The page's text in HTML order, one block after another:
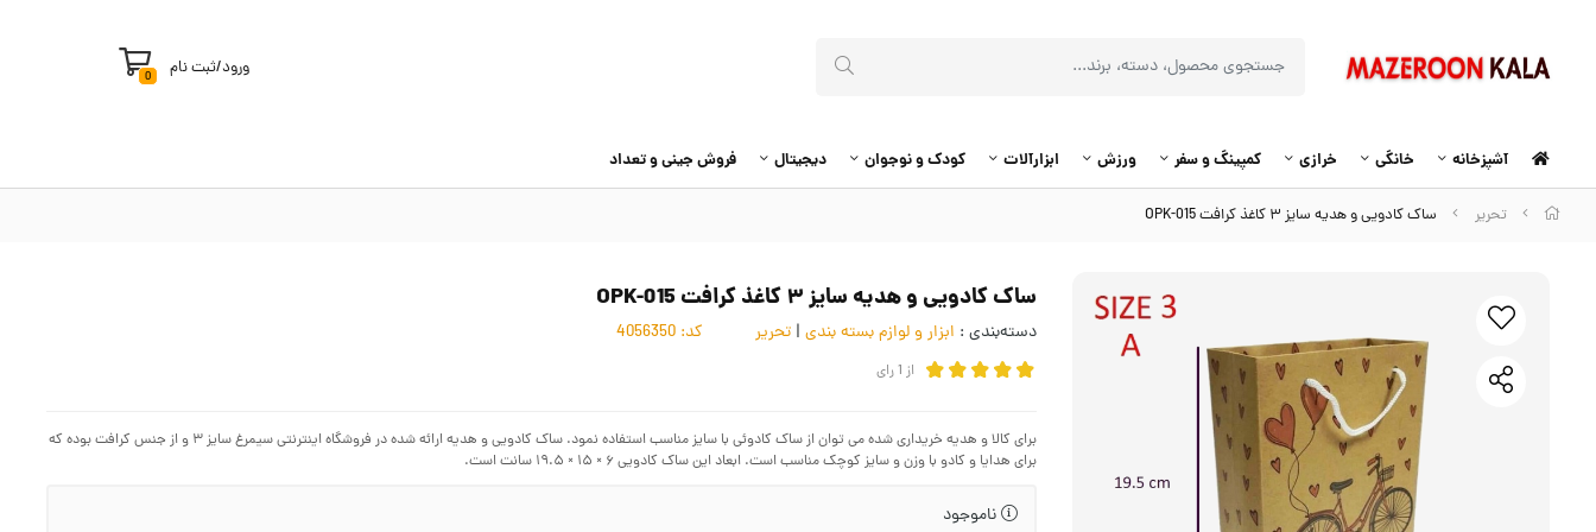
ورود/ثبت نام 0
آشپزخانه خانگی خرازی کمپینگ و سفر ورزش ابزارآلات کودک و نوجوان دیجیتال فروش جینی و تعداد
تحریر ساک کادویی و هدیه سایز ۳ کاغذ کرافت OPK-015
ساک کادویی و هدیه سایز ۳ کاغذ کرافت OPK-015
دسته‌بندی : ابزار و لوازم بسته بندی | تحریر کد:
از 1رای
برای کالا و هدیه خریداری شده می توان از ساک کادوئی با سایز مناسب استفاده نمود. ساک کادویی و هدیه ارائه شده در فروشگاه اینترنتی سیمرغ سایز ۳ و از جنس کرافت بوده که
برای هدایا و کادو با وزن و سایز کوچک مناسب است. ابعاد این ساک کادویی ۶ × ۱۵ × ۱۹.۵ سانت است.
ناموجود